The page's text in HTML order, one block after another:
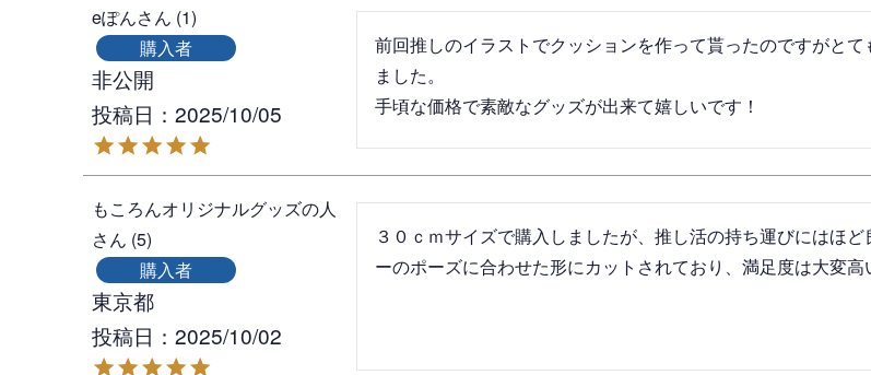
eぽん
1
購入者
非公開
投稿日
2025/10/05
前回推しのイラストでクッションを作って貰ったのですがと
ました。
手頃な価格で素敵なグッズが出来て嬉しいです！
もころんオリジナルグッズの人
5
購入者
東京都
投稿日
2025/10/02
３０ｃｍサイズで購入しましたが、推し活の持ち運びにはほ
ーのポーズに合わせた形にカットされており、満足度は大変高